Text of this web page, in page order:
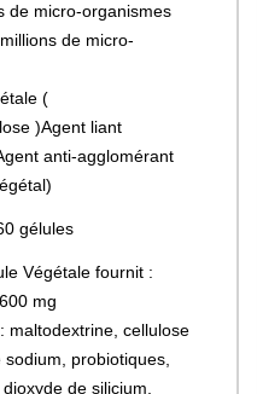
de micro-organismes
de micro-
(
)Agent liant
anti-agglomérant
gélules
Végétale fournit :
mg
maltodextrine, cellulose
probiotiques,
de silicium,